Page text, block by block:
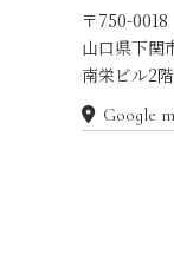
〒750-0018
山口県下関
南栄ビル2階
Google